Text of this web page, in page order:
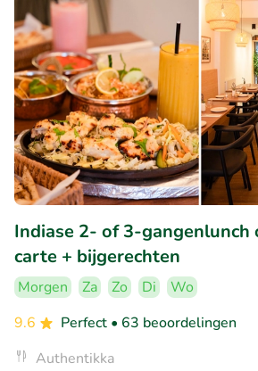
Indiase 2- of 3-gangenlunch
carte + bijgerechten
Morgen Za Zo Di
Wo
9.6
Perfect • 63 beoordelingen
Authentikka